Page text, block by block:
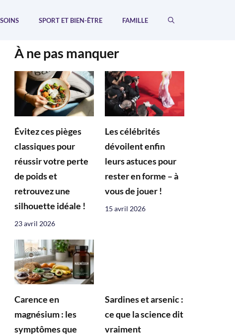
SPORT ET BIEN-ÊTRE FAMILLE
À ne pas manquer
Évitez ces pièges
classiques pour
réussir votre perte
de poids et
retrouvez une
silhouette idéale !
23 avril 2026
Les célébrités
dévoilent enfin
leurs astuces pour
rester en forme – à
vous de jouer !
15 avril 2026
Carence en
magnésium : les
symptômes que
Sardines et arsenic :
ce que la science dit
vraiment